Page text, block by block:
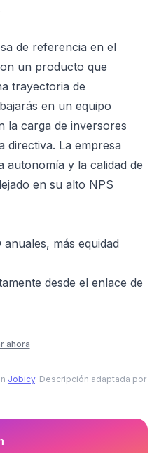
de referencia en el
un producto que
trayectoria de
en un equipo
la carga de inversores
directiva. La empresa
autonomía y la calidad de
en su alto NPS
más equidad
desde el enlace de
ahora
Jobicy. Descripción adaptada por